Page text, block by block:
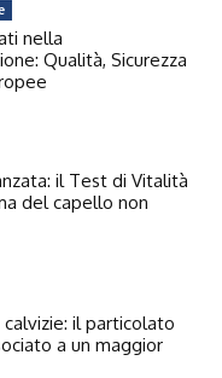
nella
Qualità, Sicurezza
il Test di Vitalità
del capello non
il particolato
a un maggior